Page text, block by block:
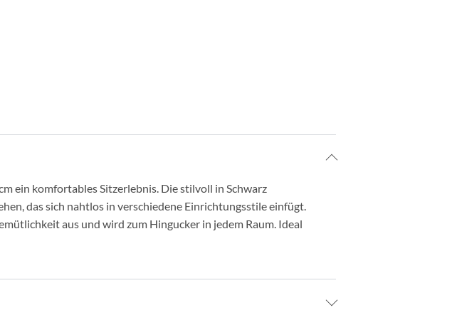
ein komfortables Sitzerlebnis. Die stilvoll in Schwarz
das sich nahtlos in verschiedene Einrichtungsstile einfügt.
aus und wird zum Hingucker in jedem Raum. Ideal